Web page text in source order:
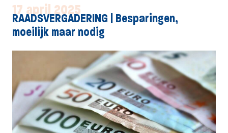
17 april 2025
RAADSVERGADERING | Besparingen,
moeilijk maar nodig